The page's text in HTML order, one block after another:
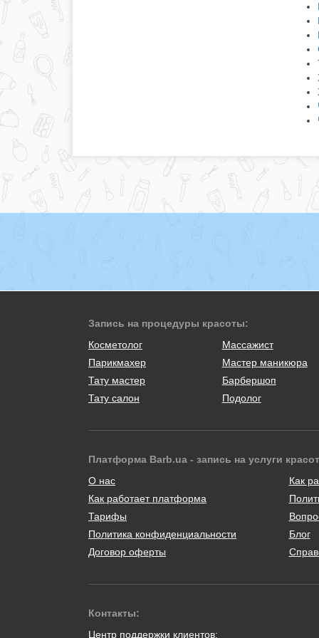
Запись на процедуры красоты:
Косметолог
Массажист
Парикмахер
Мастер маникюра
Тату мастер
Барбершоп
Тату салон
Подолог
Платформа Barb.ua - запись на услуги
О нас
Как работает платформа
Тарифы
Политика конфиденциальности
Договор оферты
Как
Блог
Контакты:
Центр поддержки клиентов: